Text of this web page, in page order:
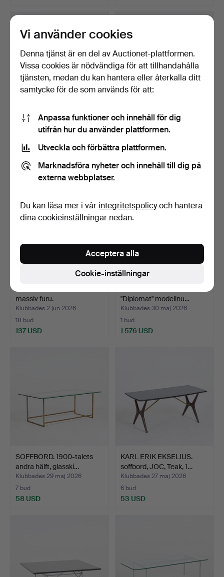
SOFFBORD. Glasmäster
Markaryd, skiva kompo…
23 bud
116 USD
SOFFBORD. 1900-talets
senare del, skiva i …
4 bud
43 USD
massiv furu.
Klubbades 2 jun 2026
18 bud
137 USD
"Diplomat" modellnu…
Klubbades 30 maj 2026
1 bud
1 576 USD
SOFFBORD. 1900-talets
andra hälft, glasski…
Klubbades 29 maj 2026
7 bud
58 USD
KARL ERIK EKSELIUS.
soffbord, JOC, Teak, 1…
Klubbades 27 maj 2026
6 bud
53 USD
Vi använder cookies
Denna tjänst är en del av Auctionet-plattformen.
Vissa cookies är nödvändiga för att tillhandahålla
tjänsten, medan du kan hantera eller återkalla ditt
samtycke för de som används för att:
Anpassa funktioner och innehåll för dig
utifrån hur du använder plattformen.
Utveckla och förbättra plattformen.
Marknadsföra nyheter och innehåll till dig på
externa webbplatser.
Du kan läsa mer i vår integritetspolicyoch hantera
dina cookieinställningar nedan.
Cookie-inställningar
Acceptera alla